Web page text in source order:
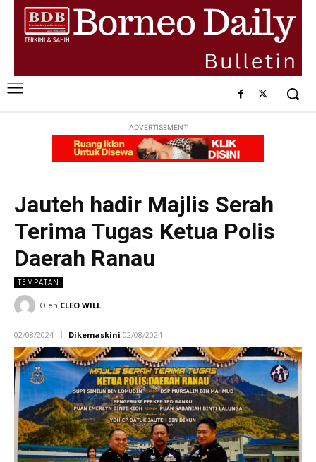
ADVERTISEMENT
Jauteh hadir Majlis Serah
Terima Tugas Ketua Polis
Daerah Ranau
TEMPATAN
Oleh CLEO WILL
02/08/2024 Dikemaskini 02/08/2024